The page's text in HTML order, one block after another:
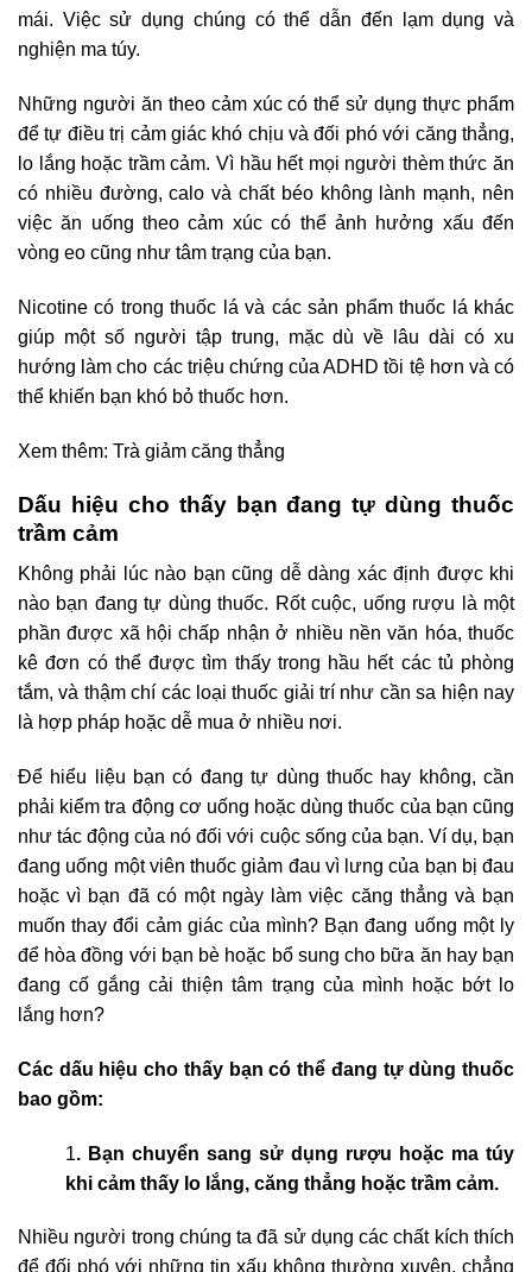
mái. Việc sử dụng chúng có thể dẫn đến lạm dụng và
nghiện ma túy.
Những người ăn theo cảm xúc có thể sử dụng thực phẩm
để tự điều trị cảm giác khó chịu và đối phó với căng thẳng,
lo lắng hoặc trầm cảm. Vì hầu hết mọi người thèm thức ăn
có nhiều đường, calo và chất béo không lành mạnh, nên
việc ăn uống theo cảm xúc có thể ảnh hưởng xấu đến
vòng eo cũng như tâm trạng của bạn.
Nicotine có trong thuốc lá và các sản phẩm thuốc lá khác
giúp một số người tập trung, mặc dù về lâu dài có xu
hướng làm cho các triệu chứng của ADHD tồi tệ hơn và có
thể khiến bạn khó bỏ thuốc hơn.
Xem thêm: Trà giảm căng thẳng
Dấu hiệu cho thấy bạn đang tự dùng thuốc
trầm cảm
Không phải lúc nào bạn cũng dễ dàng xác định được khi
nào bạn đang tự dùng thuốc. Rốt cuộc, uống rượu là một
phần được xã hội chấp nhận ở nhiều nền văn hóa, thuốc
kê đơn có thể được tìm thấy trong hầu hết các tủ phòng
tắm, và thậm chí các loại thuốc giải trí như cần sa hiện nay
là hợp pháp hoặc dễ mua ở nhiều nơi.
Để hiểu liệu bạn có đang tự dùng thuốc hay không, cần
phải kiểm tra động cơ uống hoặc dùng thuốc của bạn cũng
như tác động của nó đối với cuộc sống của bạn. Ví dụ, bạn
đang uống một viên thuốc giảm đau vì lưng của bạn bị đau
hoặc vì bạn đã có một ngày làm việc căng thẳng và bạn
muốn thay đổi cảm giác của mình? Bạn đang uống một ly
để hòa đồng với bạn bè hoặc bổ sung cho bữa ăn hay bạn
đang cố gắng cải thiện tâm trạng của mình hoặc bớt lo
lắng hơn?
Các dấu hiệu cho thấy bạn có thể đang tự dùng thuốc
bao gồm:
1. Bạn chuyển sang sử dụng rượu hoặc ma túy
khi cảm thấy lo lắng, căng thẳng hoặc trầm cảm.
Nhiều người trong chúng ta đã sử dụng các chất kích thích
để đối phó với những tin xấu không thường xuyên, chẳng